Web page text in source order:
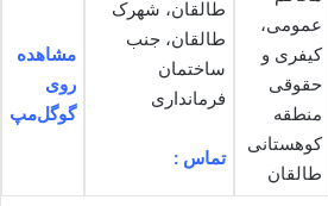
عمومی،
کیفری و
حقوقی
منطقه
کوهستانی
طالقان
طالقان، شهرک
طالقان، جنب
ساختمان
فرمانداری
تماس :
مشاهده
روی
گوگل‌مپ